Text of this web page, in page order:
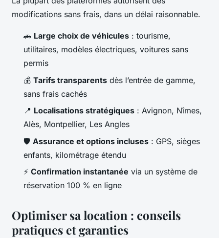
modifications sans frais, dans un délai raisonnable.
🚗 Large choix de véhicules : tourisme,
utilitaires, modèles électriques, voitures sans
permis
💰 Tarifs transparents dès l’entrée de gamme,
sans frais cachés
📍 Localisations stratégiques : Avignon, Nîmes,
Alès, Montpellier, Les Angles
🛡️ Assurance et options incluses : GPS, sièges
enfants, kilométrage étendu
⚡ Confirmation instantanée via un système de
réservation 100 % en ligne
Optimiser sa location : conseils
pratiques et garanties